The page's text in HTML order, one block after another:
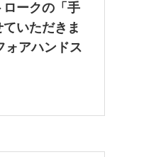
ロークの「手
いただきま
ォアハンドス